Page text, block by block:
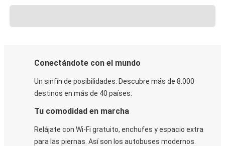
Conectándote con el mundo
Un sinfín de posibilidades. Descubre más de 8.000
destinos en más de 40 países.
Tu comodidad en marcha
Relájate con Wi-Fi gratuito, enchufes y espacio extra
para las piernas. Así son los autobuses modernos.